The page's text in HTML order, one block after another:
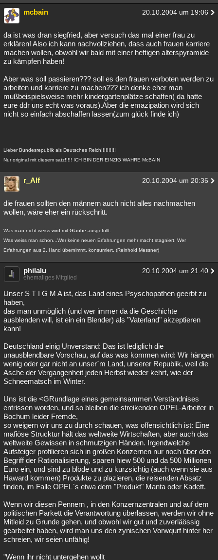
mcbain 20.10.2004 um 19:06
da ist was dran siegfried, aber versuch das mal einer frau zu
erklären! Also ich kann nachvollziehen, dass auch frauen karriere
machen wollen, obwohl wir bald mit einer heftigen alterspyramide
zu kämpfen haben!
Aber was soll passieren??? soll es den frauen verboten werden zu
arbeiten und karriere zu machen??? ich denke eher man
mußbeispielsweise mehr kindergartenplätze schaffen( da hatte
eure ddr uns echt was voraus).Aber die emazipation wird sich
nicht so einfach abschaffen lassen(zum glück finde ich)
Lieber Bundesrepublik als Deutsches Reich!!!!!!!!!!
Nur original mit diesem satz!!!!! ICH BIN DER EINZIG WAHRE McBAIN
r_Alf 20.10.2004 um 20:36
die frauen sollten den männern auch nicht alles nachmachen
wollen, wäre eher ein rückschritt.
Was man nicht weiss wird mit Glaube ausgefüllt.
Was weiss man schon...Wer keine neuen Erfahrungen mehr macht stagniert. Wer
Erfahrungen aus 2. Hand übernimmt, konsumiert. (Reinhold Messner)
philalu 20.10.2004 um 21:40
ehemaliges Mitglied
Unser S T I G M A ist, das Land eines Psyschopathen geerbt zu
haben,
das man unmöglich (und wer immer da die Geschichte
ausblenden will, ist ein ein Blender) als "Vaterland" akzeptieren
kann!
Deutschland einig Unverstand: Das ist lediglich die
unausblendbare Vorschau, auf das was kommen wird: Wir hängen
wenig oder gar nicht an unser`m Land, unserer Republik, weil die
Asche der Vergangenheit jeden Herbst wieder kehrt, wie der
Schneematsch im Winter.
Uns ist die <GRundlage eines gemeinsammen Verständnises
entrissen worden, und so bleiben die streikenden OPEL-Arbeiter in
Bochum leider Fremde,
so weigern wir uns zu durch schauen, was offensichtlich ist: Eine
mafiöse Strucktur hält das weltweite Wirtschaften, aber auch das
weltweite Gewissen in schmutzigen Händen. Irgendwelche
Aufsteiger profilieren sich in großen Konzernen nur noch über den
Begriff der Rationalisierung, sparen hiew 500 und da 500 Millionen
Euro ein, und sind zu blöde und zu kurzsichtig (auch wenn sie aus
Haward kommen) Produkte zu plazieren, die reisenden Absatz
finden, im Falle OPEL`s etwa dem "Produkt" Manta oder Kadett.
Wenn wir diesen Pennern , in den Konzernzentralen und auf dem
politischen Parkett die Verantwortung überlassen, werden wir ohne
Mitleid zu Grunde gehen, und obwohl wir gut und zuverläössig
gearbeitet haben, wird man uns den zynischen Vorwqurf hinter her
schreien, wir seien unfähig!
"Wenn ihr nicht untergehen wollt